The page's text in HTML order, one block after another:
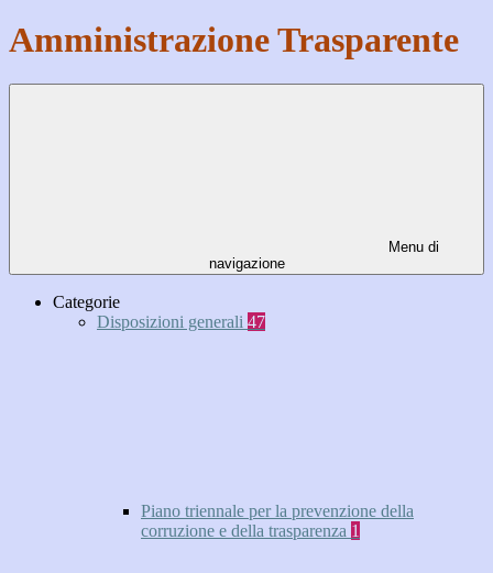
Amministrazione Trasparente
Menu di
navigazione
Categorie
Disposizioni generali 47
Piano triennale per la prevenzione della
corruzione e della trasparenza 1